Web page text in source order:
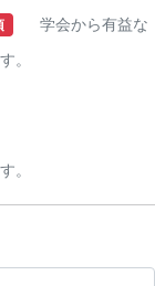
学会から有益な
。
。